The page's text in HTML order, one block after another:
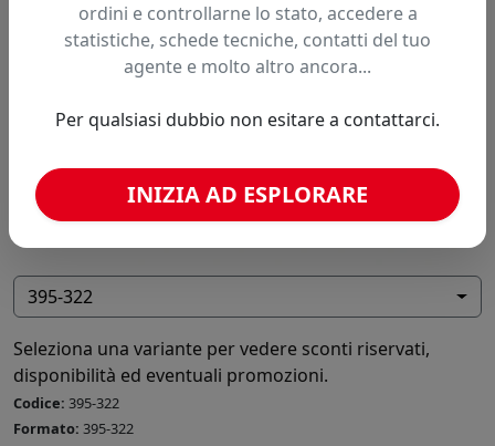
395-322
Seleziona una variante per vedere sconti riservati,
disponibilità ed eventuali promozioni.
Codice: 395-322
Formato: 395-322
ordini e controllarne lo stato, accedere a
statistiche, schede tecniche, contatti del tuo
agente e molto altro ancora...
Per qualsiasi dubbio non esitare a contattarci.
INIZIA AD ESPLORARE